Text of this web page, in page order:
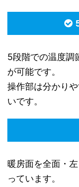
5段階での温度調
が可能です。
操作部は分かり
いです。
暖房面を全面・
っています。